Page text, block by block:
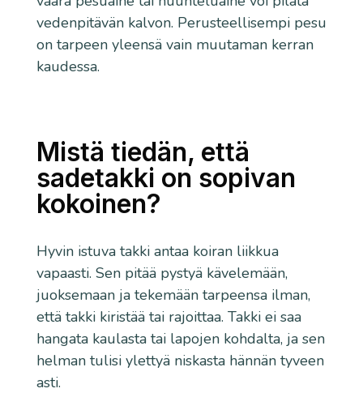
vedenpitävän kalvon. Perusteellisempi pesu
on tarpeen yleensä vain muutaman kerran
kaudessa.
Mistä tiedän, että
sadetakki on sopivan
kokoinen?
Hyvin istuva takki antaa koiran liikkua
vapaasti. Sen pitää pystyä kävelemään,
juoksemaan ja tekemään tarpeensa ilman,
että takki kiristää tai rajoittaa. Takki ei saa
hangata kaulasta tai lapojen kohdalta, ja sen
helman tulisi ylettyä niskasta hännän tyveen
asti.